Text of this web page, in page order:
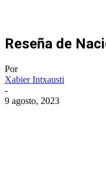
Reseña de
Por
Xabier Intxausti
-
9 agosto, 2023